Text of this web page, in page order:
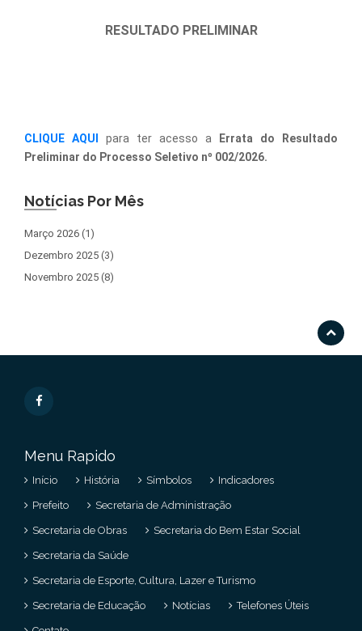
RESULTADO PRELIMINAR
CLIQUE AQUI para ter acesso a Errata do
Resultado
Preliminar do Processo Seletivo nº 002/2026.
Notícias Por Mês
Março 2026 (1)
Dezembro 2025 (3)
Novembro 2025 (8)
Menu Rapido
Início História Símbolos Indicadores
Prefeito Secretaria de Administração
Secretaria de Obras Secretaria do Bem Estar Social
Secretaria da Saúde
Secretaria de Esporte, Cultura, Lazer e Turismo
Secretaria de Educação Notícias Telefones Úteis